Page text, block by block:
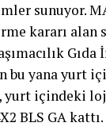
sunuyor.
kararı alan
bu yana yurt
yurt içindeki
BLS GA kattı.